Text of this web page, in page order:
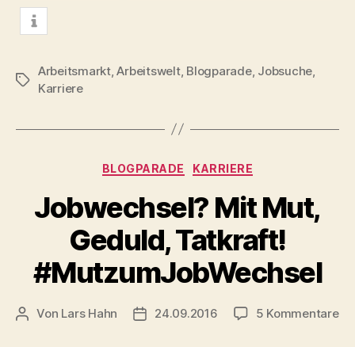
mitteilen
Schlagwörter
Arbeitsmarkt,Arbeitswelt, Blogparade, Jobsuche
Karriere
Kategorien
BLOGPARADE KARRIERE
Jobwechsel? Mit Mut,
Geduld, Tatkraft!
#MutzumJobWechsel
Beitragsautor
Von Lars Hahn Beitragsdatum
24.09.2016 5 Kommentarezu